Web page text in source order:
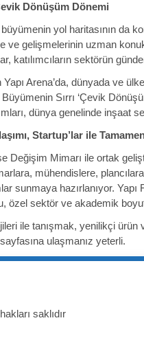
Dönüşüm Dönemi
yol haritasının da
ve gelişmelerinin uzman
katılımcıların sektörün
Arena’da, dünyada ve
Sırrı ‘Çevik
dünya genelinde inşaat
Startup’lar ile
Değişim Mimarı ile ortak
mühendislere,
sunmaya hazırlanıyor.
özel sektör ve akademik
ile tanışmak, yenilikçi
sayfasına ulaşmanız yeterli.
saklıdır